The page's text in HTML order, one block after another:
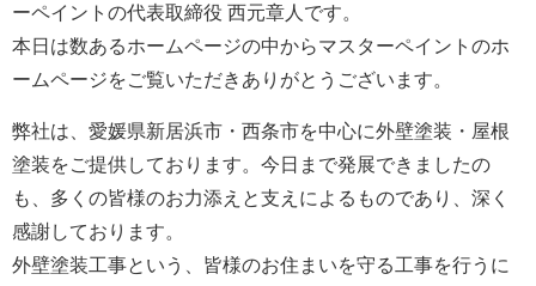
ーペイントの代表取締役 西元章人です。
本日は数あるホームページの中からマスターペイントのホ
ームページをご覧いただきありがとうございます。
弊社は、愛媛県新居浜市・西条市を中心に外壁塗装・屋根
塗装をご提供しております。今日まで発展できましたの
も、多くの皆様のお力添えと支えによるものであり、深く
感謝しております。
外壁塗装工事という、皆様のお住まいを守る工事を行うに